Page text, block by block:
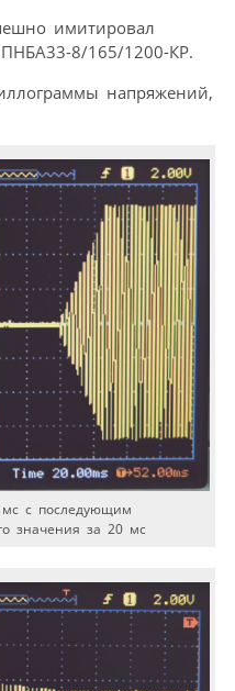
имитировал
8/165/1200-КР.
напряжений,
с последующим
значения за 20 мс